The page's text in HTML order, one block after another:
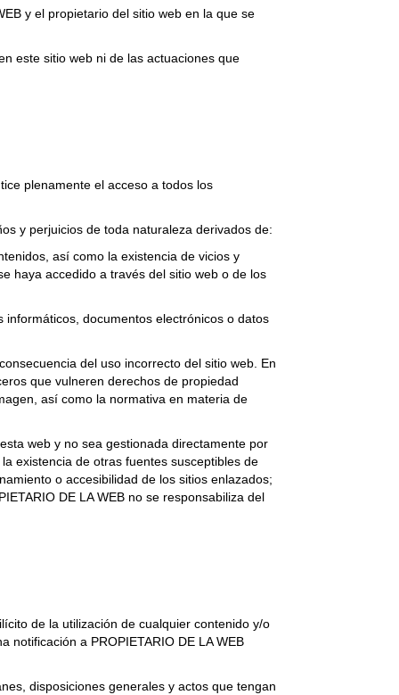
y el propietario del sitio web en la que se
este sitio web ni de las actuaciones que
plenamente el acceso a todos los
y perjuicios de toda naturaleza derivados de:
así como la existencia de vicios y
haya accedido a través del sitio web o de los
documentos electrónicos o datos
del uso incorrecto del sitio web. En
que vulneren derechos de propiedad
así como la normativa en materia de
web y no sea gestionada directamente por
existencia de otras fuentes susceptibles de
o accesibilidad de los sitios enlazados;
DE LA WEB no se responsabiliza del
de la utilización de cualquier contenido y/o
notificación a PROPIETARIO DE LA WEB
disposiciones generales y actos que tengan